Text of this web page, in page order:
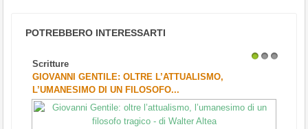
POTREBBERO INTERESSARTI
Scritture
GIOVANNI GENTILE: OLTRE L’ATTUALISMO,
L’UMANESIMO DI UN FILOSOFO...